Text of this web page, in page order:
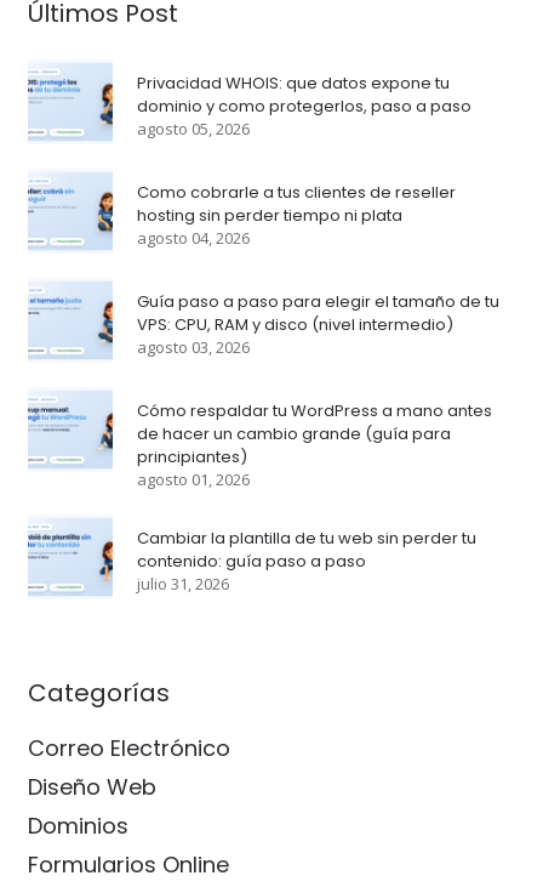
Últimos Post
Privacidad WHOIS: que datos expone tu
dominio y como protegerlos, paso a paso
agosto 05, 2026
Como cobrarle a tus clientes de reseller
hosting sin perder tiempo ni plata
agosto 04, 2026
Guía paso a paso para elegir el tamaño de tu
VPS: CPU, RAM y disco (nivel intermedio)
agosto 03, 2026
Cómo respaldar tu WordPress a mano antes
de hacer un cambio grande (guía para
principiantes)
agosto 01, 2026
Cambiar la plantilla de tu web sin perder tu
contenido: guía paso a paso
julio 31, 2026
Categorías
Correo Electrónico
Diseño Web
Dominios
Formularios Online